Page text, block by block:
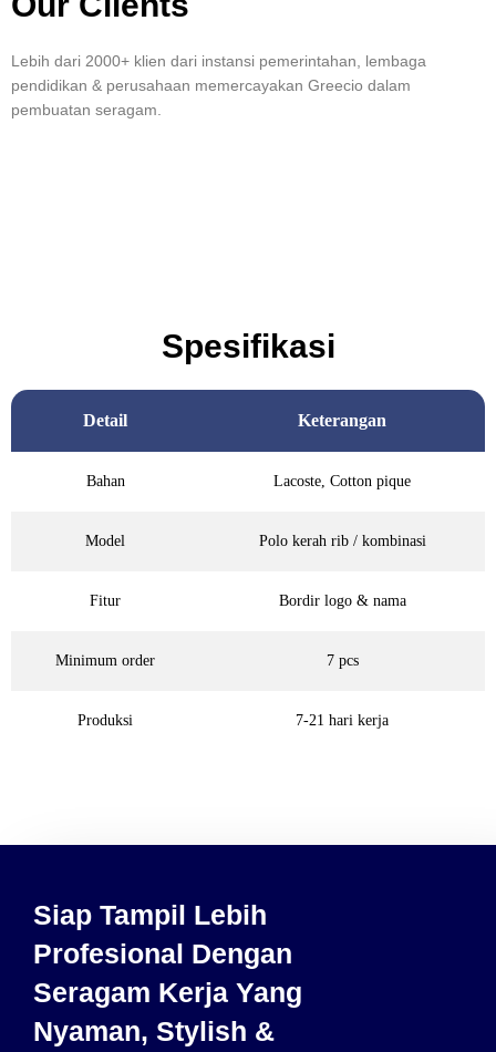
Lebih dari 2000+ klien dari instansi pemerintahan, lembaga
pendidikan & perusahaan memercayakan Greecio dalam
pembuatan seragam.
Spesifikasi
Detail Keterangan
Bahan Lacoste, Cotton pique
Model Polo kerah rib / kombinasi
Fitur Bordir logo & nama
Minimum order 7 pcs
Produksi 7-21 hari kerja
Siap Tampil Lebih
Profesional Dengan
Seragam Kerja Yang
Nyaman, Stylish &